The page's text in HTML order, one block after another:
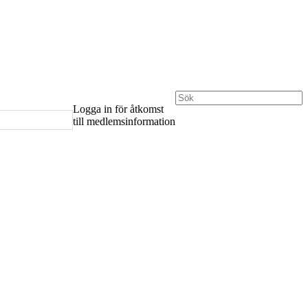
Logga in för åtkomst
till medlemsinformation